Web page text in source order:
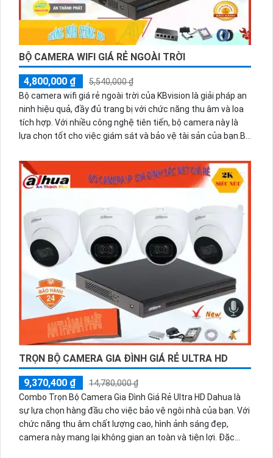
BỘ CAMERA WIFI GIÁ RẺ NGOÀI TRỜI
4,800,000 ₫
5,540,000 ₫
Bộ camera wifi giá rẻ ngoài trời của KBvision là giải pháp an
ninh hiệu quả, đầy đủ trang bị với chức năng thu âm và loa
tích hợp. Với nhiều công nghệ tiên tiến, bộ camera này là
lựa chọn tốt cho việc giám sát và bảo vệ tài sản của bạn.Bộ
bạn theo dõi từ xa thông qua ứng dụng trên điện thoại di
động. Chất lượng hình ảnh sắc nét, độ phân giải cao giúp
quan sát rõ ràng ngay cả trong điều kiện ánh sáng yếu.Với
khả năng chống nước và chịu được thời tiết khắc nghiệt, bộ
camera này đáp ứng tốt nhu cầu an ninh cho khu vực ngoài
trời mà không tốn kém quá nhiều chi phí.
TRỌN BỘ CAMERA GIA ĐÌNH GIÁ RẺ ULTRA HD
9,370,400 ₫
14,780,000 ₫
Combo Trọn Bộ Camera Gia Đình Giá Rẻ Ultra HD Dahua là
sự lựa chọn hàng đầu cho việc bảo vệ ngôi nhà của bạn. Với
chức năng thu âm chất lượng cao, hình ảnh sáng đẹp,
camera này mang lại không gian an toàn và tiện lợi. Đặc